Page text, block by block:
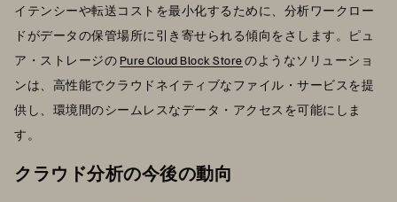
イテンシーや転送コストを最小化するために、分析ワークロー
ドがデータの保管場所に引き寄せられる傾向をさします。ピュ
ア・ストレージのPure Cloud Block Storeのようなソリューショ
ンは、高性能でクラウドネイティブなファイル・サービスを提
供し、環境間のシームレスなデータ・アクセスを可能にしま
す。
クラウド分析の今後の動向